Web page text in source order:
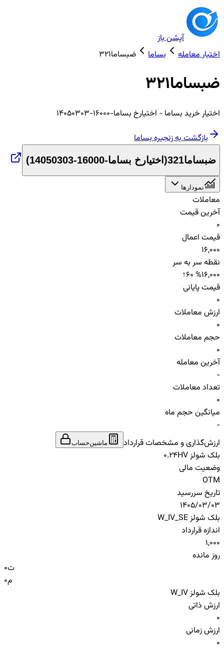
آپشن باز
اختیار معامله
بساما ضبساما321
ضبساما321
اختیار خرید بساما - اختیارخ بساما-16000-14050303
بازگشت به زنجیرهبساما
ضبساما321 ( اختیارخ بساما-16000-14050303 )
نمودارها
معاملات
آخرین قیمت
0
قیمت اعمال
16,000
نقطه سر به سر
16,000
↑60 %
قیمت پایانی
0
ارزش معاملات
0
حجم معاملات
0
آخرین معامله
-
تعداد معاملات
0
میانگین حجم ماه
-
ارزش‌گذاری و مشخصات قرارداد
ماشین‌حساب
بلک شولز HV
0.24
وضعیت مالی
OTM
تاریخ سررسید
1405/03/03
بلک شولز W_IV_SE
اندازه قرارداد
1,000
روز مانده
0ت
0م
بلک شولز W_IV
ارزش ذاتی
0
ارزش زمانی
0